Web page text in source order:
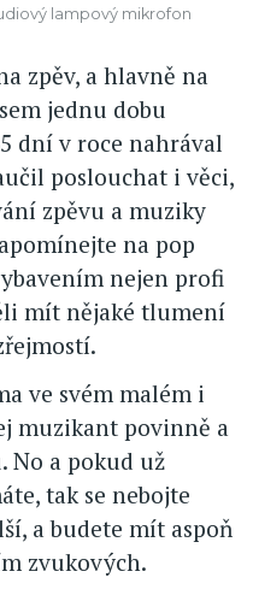
lampový mikrofon
zpěv, a hlavně na
jednu dobu
dní v roce nahrával
poslouchat i věci,
zpěvu a muziky
na pop
nejen profi
mít nějaké tlumení
ve svém malém i
muzikant povinně a
No a pokud už
tak se nebojte
a budete mít aspoň
zvukových.